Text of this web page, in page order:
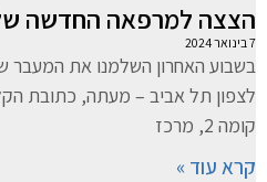
הצצה למרפאה החדשה
7 בינואר 2024
בשבוע האחרון השלמנו את המעבר
קומה 2, מרכז
קרא עוד »